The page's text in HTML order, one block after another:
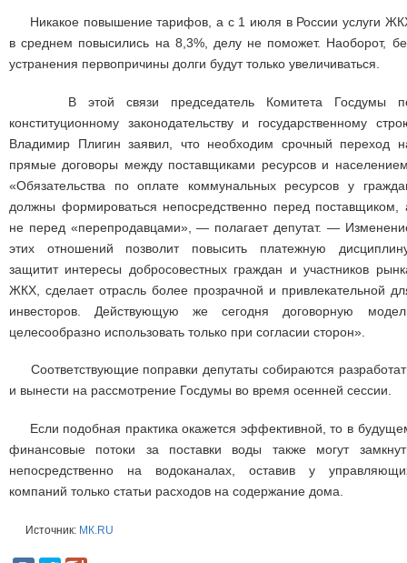
Никакое повышение тарифов, а с 1 июля в России услуги
в среднем повысились на 8,3%, делу не поможет. Наоборот,
устранения первопричины долги будут только увеличиваться.
В этой связи председатель Комитета Госдумы
конституционному законодательству и государственному
Владимир Плигин заявил, что необходим срочный переход
прямые договоры между поставщиками ресурсов и
«Обязательства по оплате коммунальных ресурсов у
должны формироваться непосредственно перед поставщиком,
не перед «перепродавцами», — полагает депутат. —
этих отношений позволит повысить платежную
защитит интересы добросовестных граждан и участников
ЖКХ, сделает отрасль более прозрачной и привлекательной
инвесторов. Действующую же сегодня договорную
целесообразно использовать только при согласии сторон».
Соответствующие поправки депутаты собираются
и вынести на рассмотрение Госдумы во время осенней сессии.
Если подобная практика окажется эффективной, то в
финансовые потоки за поставки воды также могут
непосредственно на водоканалах, оставив у
компаний только статьи расходов на содержание дома.
Источник: МК.RU